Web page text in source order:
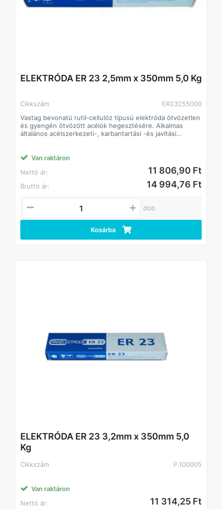
ELEKTRÓDA ER 23 2,5mm x 350mm 5,0 Kg
Cikkszám
ER23255000
Vastag bevonatú rutil-cellulóz típusú elektróda ötvözetlen
és gyengén ötvözött acélok hegesztésére. Alkalmas
általános acélszerkezeti-, karbantartási -és javítási
Van raktáron
Nettó ár:
11 806,90 Ft
Bruttó ár: 14 994,76 Ft
dob
Kosárba
ELEKTRÓDA ER 23 3,2mm x 350mm 5,0
Kg
Cikkszám P.100005
Van raktáron
Nettó ár:
11 314,25 Ft